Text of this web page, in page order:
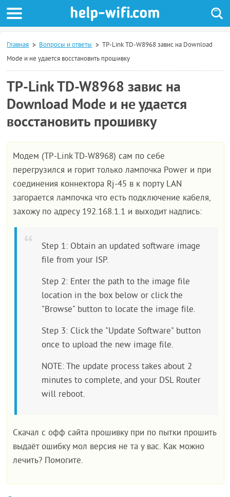
Главная Вопросы и ответы
TP-Link TD-W8968 завис на Download
Mode и не удается восстановить прошивку
TP-Link TD-W8968 завис на
Download Mode и не удается
восстановить прошивку
Модем (TP-Link TD-W8968) сам по себе
перегрузился и горит только лампочка Power и при
соединения коннектора Rj-45 в к порту LAN
загорается лампочка что есть подключение кабеля,
захожу по адресу 192.168.1.1 и выходит надпись:
Step 1: Obtain an updated software image
file from your ISP.
Step 2: Enter the path to the image file
location in the box below or click the
"Browse" button to locate the image file.
Step 3: Click the "Update Software" button
once to upload the new image file.
NOTE: The update process takes about 2
minutes to complete, and your DSL Router
will reboot.
Скачал с офф сайта прошивку при по пытки прошить
выдаёт ошибку мол версия не та у вас. Как можно
лечить? Помогите.